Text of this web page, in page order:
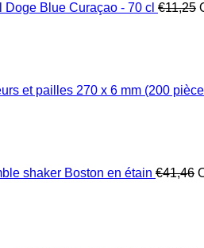
Doge Blue Curaçao - 70 cl €11,25
et pailles 270 x 6 mm (200
shaker Boston en étain €41,46